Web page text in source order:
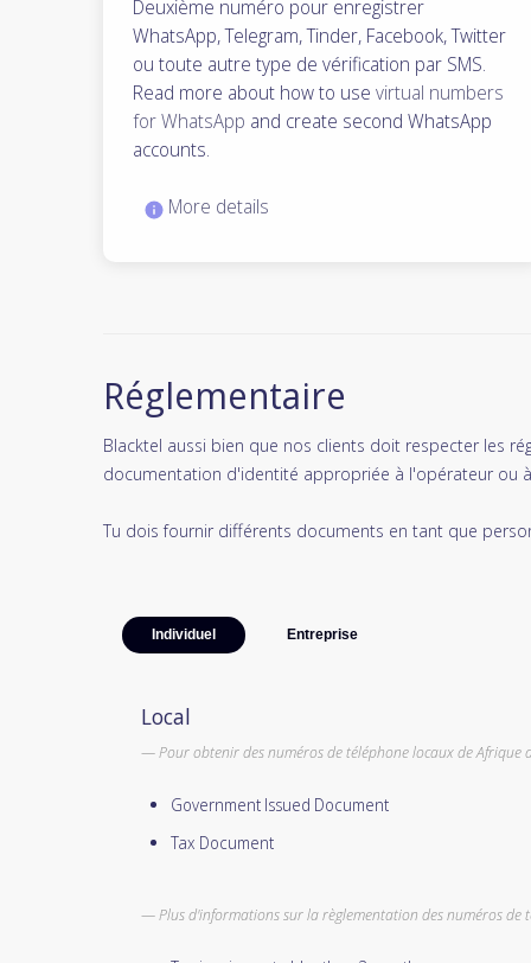
Deuxième numéro pour enregistrer
WhatsApp, Telegram, Tinder, Facebook, Twitter
ou toute autre type de vérification par SMS.
Read more about how to use virtual numbers
for WhatsApp and create second WhatsApp
accounts.
More details
Réglementaire
Blacktel aussi bien que nos clients doit respecter les
documentation d'identité appropriée à l'opérateur ou
Tu dois fournir différents documents en tant que
Individuel Entreprise
Local
Pour obtenir des numéros de téléphone locaux de Afrique
Government Issued Document
Tax Document
Plus d'informations sur la règlementation des numéros de